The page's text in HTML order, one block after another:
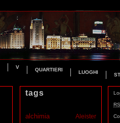
QUARTIERI LUOGHI
V
tags
alchimia
Aleister